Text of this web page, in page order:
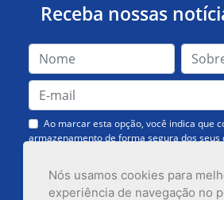
Nós usamos cookies para
experiência de navegação no
Receba nossas
Ao marcar esta opção, você indica que
armazenamento de forma segura dos seus